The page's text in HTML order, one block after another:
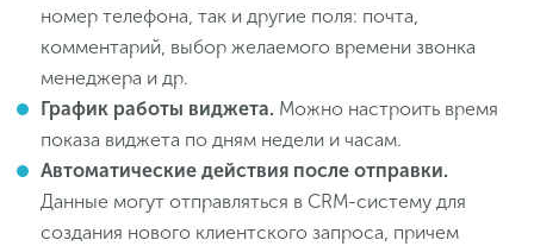
номер телефона, так и другие поля: почта,
комментарий, выбор желаемого времени звонка
менеджера и др.
График работы виджета. Можно настроить время
показа виджета по дням недели и часам.
Автоматические действия после отправки.
Данные могут отправляться в CRM-систему для
создания нового клиентского запроса, причем